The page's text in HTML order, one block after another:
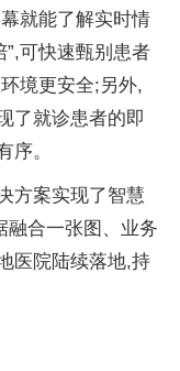
就能了解实时情
”,可快速甄别患者
境更安全;另外,
了就诊患者的即
序。
方案实现了智慧
融合一张图、业务
医院陆续落地,持